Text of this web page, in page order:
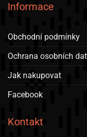
Informace
Obchodní podmínky
Ochrana osobních dat
Jak nakupovat
Facebook
Kontakt